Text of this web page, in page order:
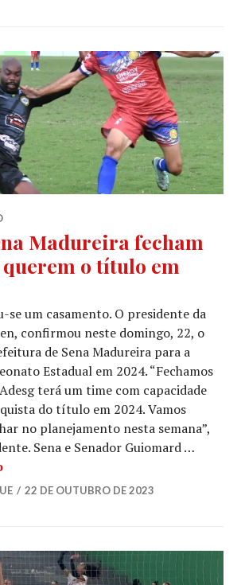
Madureira fecham
o título em
um casamento. O presidente da
confirmou neste domingo, 22, o
de Sena Madureira para a
Estadual em 2024. “Fechamos
terá um time com capacidade
do título em 2024. Vamos
no planejamento nesta semana”,
Sena e Senador Guiomard …
22 DE OUTUBRO DE 2023